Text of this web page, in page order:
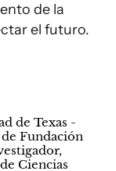
de la
el futuro.
de Texas -
Fundación
Ciencias